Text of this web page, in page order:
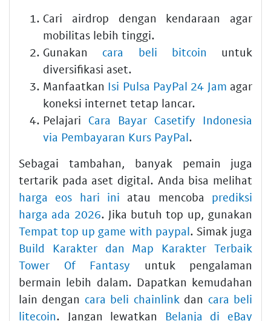
Cari airdrop dengan kendaraan agar
mobilitas lebih tinggi.
Gunakan cara beli bitcoin untuk
diversifikasi aset.
Manfaatkan Isi Pulsa PayPal 24 Jam agar
koneksi internet tetap lancar.
Pelajari Cara Bayar Casetify Indonesia
via Pembayaran Kurs PayPal.
Sebagai tambahan, banyak pemain juga
tertarik pada aset digital. Anda bisa melihat
harga eos hari ini atau mencoba prediksi
harga ada 2026. Jika butuh top up, gunakan
Tempat top up game with paypal. Simak juga
Build Karakter dan Map Karakter Terbaik
Tower Of Fantasy untuk pengalaman
bermain lebih dalam. Dapatkan kemudahan
lain dengan cara beli chainlinkdan cara beli
litecoin. Jangan lewatkan Belanja di eBay